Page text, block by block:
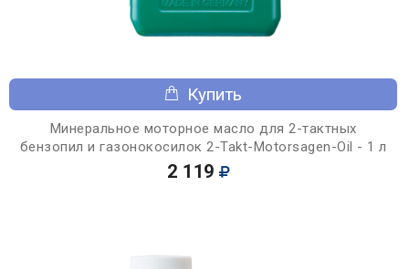
Купить
Минеральное моторное масло для 2-тактных
бензопил и газонокосилок 2-Takt-Motorsagen-Oil - 1 л
2 119